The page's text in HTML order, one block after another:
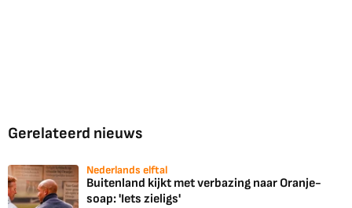
Gerelateerd nieuws
Nederlands elftal
Buitenland kijkt met verbazing naar Oranje-
soap: 'Iets zieligs'